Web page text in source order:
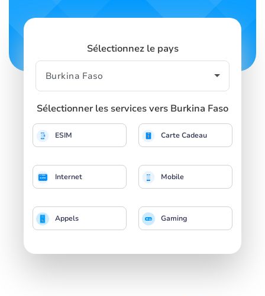
Sélectionnez le pays
Sélectionner les services vers Burkina Faso
ESIM Carte Cadeau
Internet Mobile
Appels Gaming